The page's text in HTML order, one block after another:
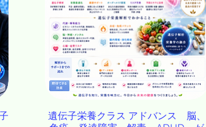
遺伝子栄養クラス アドバンス 脳、